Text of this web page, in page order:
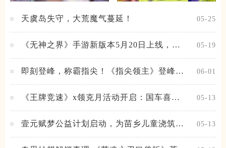
天虞岛失守，大荒魔气蔓延！ 05-25
《无神之界》手游新版本5月20日上线，女
05-19
即刻登峰，称霸指尖！《指尖领主》登峰测
06-01
《王牌竞速》x领克月活动开启：国车喜迎
05-13
壹元赋梦公益计划启动，为苗乡儿童浇筑梦
05-13